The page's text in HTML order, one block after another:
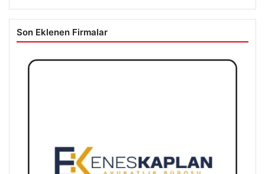
Son Eklenen Firmalar